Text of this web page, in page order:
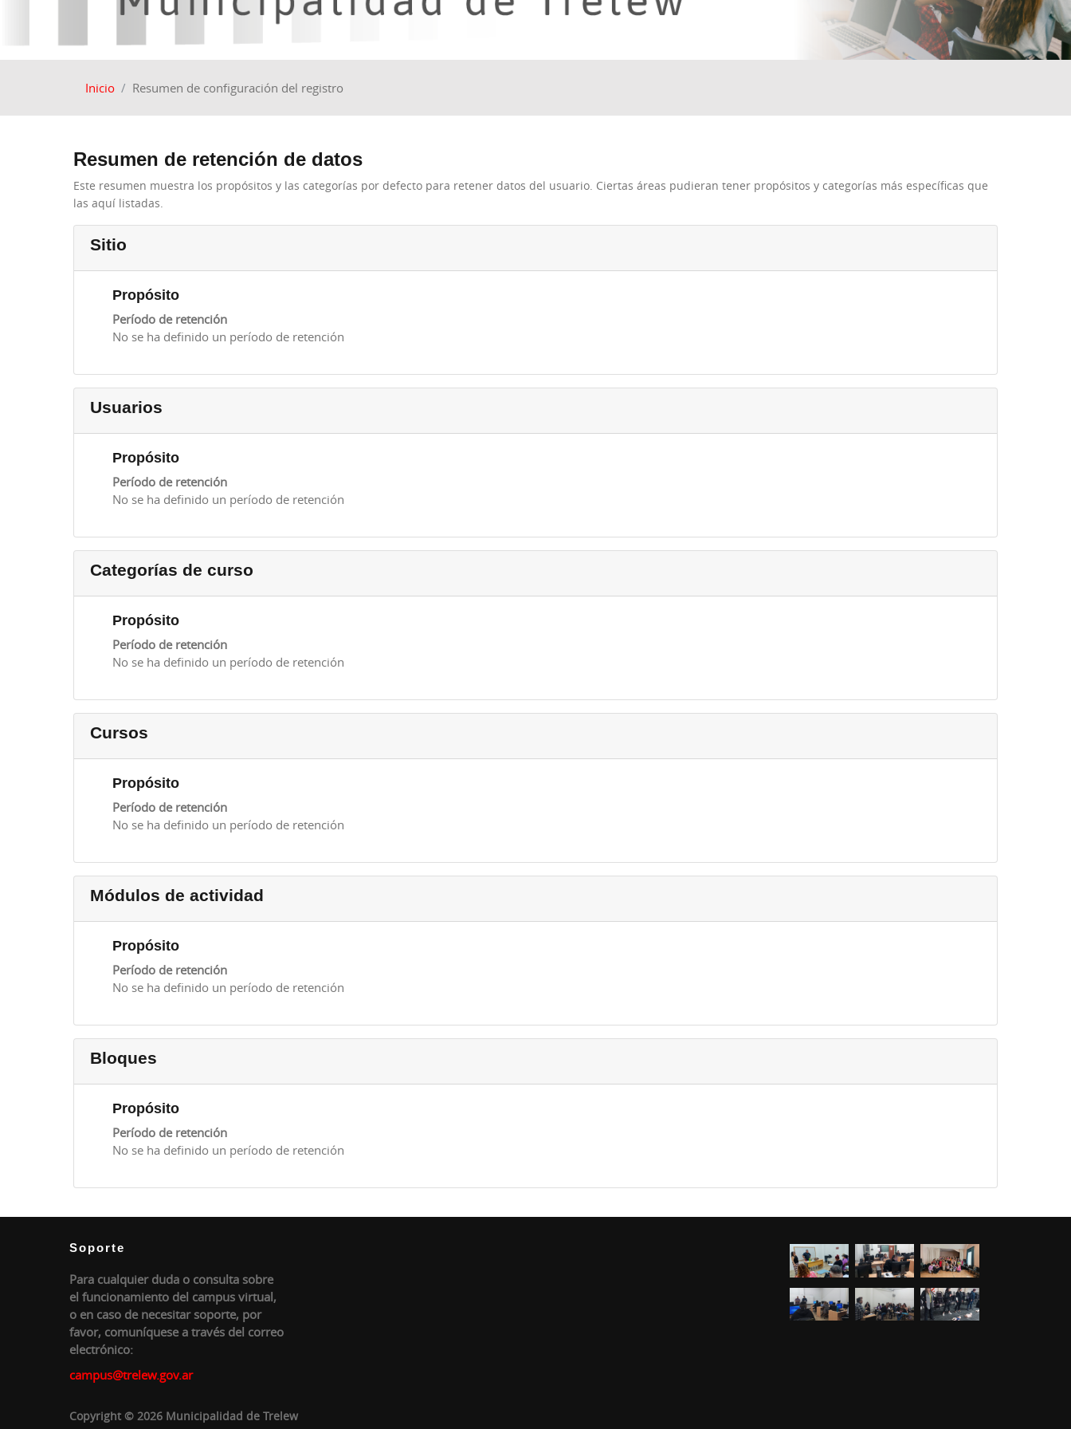
Inicio Resumen de configuración del registro
Resumen de retención de datos
Este resumen muestra los propósitos y las categorías por defecto para retener datos del usuario. Ciertas áreas pudieran tener propósitos y categorías más específicas que
las aquí listadas.
Sitio
Propósito
Período de retención
No se ha definido un período de retención
Usuarios
Propósito
Período de retención
No se ha definido un período de retención
Categorías de curso
Propósito
Período de retención
No se ha definido un período de retención
Cursos
Propósito
Período de retención
No se ha definido un período de retención
Módulos de actividad
Propósito
Período de retención
No se ha definido un período de retención
Bloques
Propósito
Período de retención
No se ha definido un período de retención
Soporte
Para cualquier duda o consulta sobre
el funcionamiento del campus virtual,
o en caso de necesitar soporte, por
favor, comuníquese a través del correo
electrónico:
campus@trelew.gov.ar
Copyright © 2026 Municipalidad de Trelew